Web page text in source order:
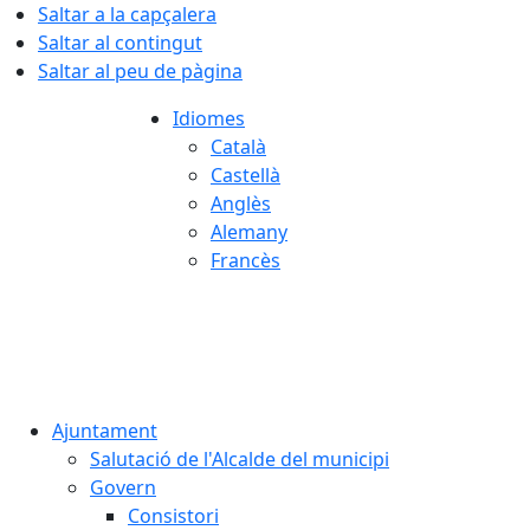
Saltar a la capçalera
Saltar al contingut
Saltar al peu de pàgina
Idiomes
Català
Castellà
Anglès
Alemany
Francès
Ajuntament
Salutació de l'Alcalde del municipi
Govern
Consistori